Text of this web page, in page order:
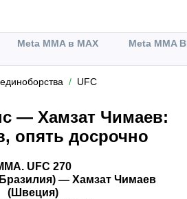
Meta MMA в MAX Meta MMA
UFC
— Хамзат Чимаев:
опять досрочно
UFC 270
— Хамзат Чимаев
(Швеция)